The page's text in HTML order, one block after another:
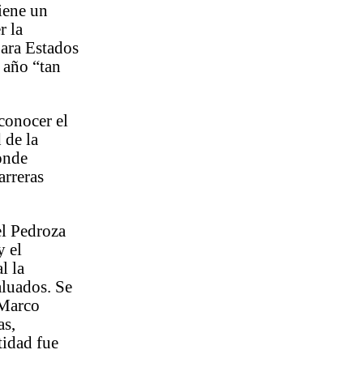
un
la
Estados
“tan
el
de la
Pedroza
el
la
Se
fue